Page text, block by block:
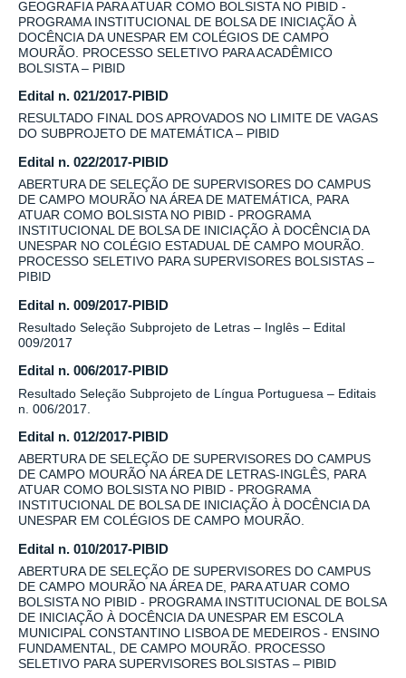
GEOGRAFIA PARA ATUAR COMO BOLSISTA NO PIBID -
PROGRAMA INSTITUCIONAL DE BOLSA DE INICIAÇÃO À
DOCÊNCIA DA UNESPAR EM COLÉGIOS DE CAMPO
MOURÃO. PROCESSO SELETIVO PARA ACADÊMICO
BOLSISTA – PIBID
Edital n. 021/2017-PIBID
RESULTADO FINAL DOS APROVADOS NO LIMITE DE VAGAS
DO SUBPROJETO DE MATEMÁTICA – PIBID
Edital n. 022/2017-PIBID
ABERTURA DE SELEÇÃO DE SUPERVISORES DO CAMPUS
DE CAMPO MOURÃO NA ÁREA DE MATEMÁTICA, PARA
ATUAR COMO BOLSISTA NO PIBID - PROGRAMA
INSTITUCIONAL DE BOLSA DE INICIAÇÃO À DOCÊNCIA DA
UNESPAR NO COLÉGIO ESTADUAL DE CAMPO MOURÃO.
PROCESSO SELETIVO PARA SUPERVISORES BOLSISTAS –
PIBID
Edital n. 009/2017-PIBID
Resultado Seleção Subprojeto de Letras – Inglês – Edital
009/2017
Edital n. 006/2017-PIBID
Resultado Seleção Subprojeto de Língua Portuguesa – Editais
n. 006/2017.
Edital n. 012/2017-PIBID
ABERTURA DE SELEÇÃO DE SUPERVISORES DO CAMPUS
DE CAMPO MOURÃO NA ÁREA DE LETRAS-INGLÊS, PARA
ATUAR COMO BOLSISTA NO PIBID - PROGRAMA
INSTITUCIONAL DE BOLSA DE INICIAÇÃO À DOCÊNCIA DA
UNESPAR EM COLÉGIOS DE CAMPO MOURÃO.
Edital n. 010/2017-PIBID
ABERTURA DE SELEÇÃO DE SUPERVISORES DO CAMPUS
DE CAMPO MOURÃO NA ÁREA DE, PARA ATUAR COMO
BOLSISTA NO PIBID - PROGRAMA INSTITUCIONAL DE BOLSA
DE INICIAÇÃO À DOCÊNCIA DA UNESPAR EM ESCOLA
MUNICIPAL CONSTANTINO LISBOA DE MEDEIROS - ENSINO
FUNDAMENTAL, DE CAMPO MOURÃO. PROCESSO
SELETIVO PARA SUPERVISORES BOLSISTAS – PIBID